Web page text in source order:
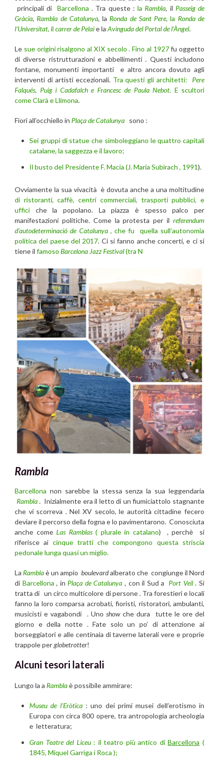
principali di Barcellona . Tra queste :laRambla, il Passeig de
Gràcia,Rambla de Catalunya, laRonda de Sant Pere, la Ronda de
l’Universitat, il carrer de Pelaie laAvinguda delPortal de l’Àngel.
Le sue origini risalgono al XIX secolo . Fino al 1927fu oggetto
di diverse ristrutturazioni e abbellimenti . Questi includono
fontane, monumenti importanti e altro ancora dovuto agli
interventi di artisti eccezionali. Tra questi gli architetti:Pere
Falqués, Puig i Cadafalch e Francesc de Paula Nebot. E scultori
come Clarà e Llimona.
Fiori all’occhiello in Plaça de Catalunya sono :
Sei gruppi di statue che simboleggiano le quattro capitali
catalane, la saggezza e il lavoro;
Il busto del Presidente F. Macia (J. Maria Subirach , 1991).
Ovviamente la sua vivacità è dovuta anche a una moltitudine
di ristoranti, caffè, centri commerciali, trasporti pubblici, e
uffici che la popolano. La piazza è spesso palco per
manifestazioni politiche. Come la protesta per il referendum
d’autodeterminació de Catalunya, che fu quella sull’autonomia
politica del paese del 2017. Ci si fanno anche concerti, e ci si
tiene il famoso Barcelona Jazz Festival(tra N
Rambla
Barcellona non sarebbe la stessa senza la sua leggendaria
Rambla. Inizialmente era il letto di un fiumiciattolo stagnante
che vi scorreva . Nel XV secolo, le autorità cittadine fecero
deviare il percorso della fogna e lo pavimentarono. Conosciuta
anche come Las Ramblas ( plurale in catalano) , perchè si
riferisce ai cinque tratti che compongono questa striscia
pedonale lunga quasi un miglio.
La Ramblaè un ampio boulevardalberato che congiunge il Nord
di Barcellona , in Plaça de Catalunya , con il Sud a Port Veil. Si
tratta di un circo multicolore di persone . Tra forestieri e locali
fanno la loro comparsa acrobati, fioristi, ristoratori, ambulanti,
musicisti e vagabondi . Uno showche dura tutte le ore del
giorno e della notte . Fate solo un po’ di attenzione ai
borseggiatori e alle centinaia di taverne laterali vere e proprie
trappole perglobetrotter!
Alcuni tesori laterali
Lungo la a Ramblaè possibile ammirare:
Museu de l’Eròtica : uno dei primi musei dell’erotismo in
Europa con circa 800 opere, tra antropologia archeologia
e letteratura;
Gran Teatre del Liceu : il teatro più antico diBarcellona (
1845, Miquel Garriga i Roca );